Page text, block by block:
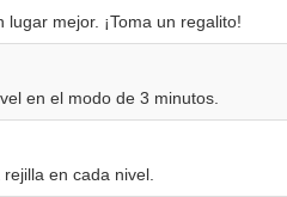
mejor. ¡Toma un regalito!
en el modo de 3 minutos.
en cada nivel.